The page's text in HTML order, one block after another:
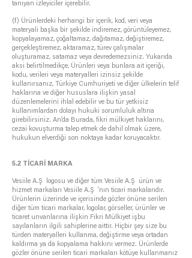
tanıyan izleyiciler içerebilir.
(f) Ürünlerdeki herhangi bir içerik, kod, veri veya
materyali başka bir şekilde indiremez, görüntüleyemez,
kopyalayamaz, çoğaltamaz, dağıtamaz, değiştiremez,
gerçekleştiremez, aktaramaz, türev çalışmalar
oluşturamaz, satamaz veya devredemezsiniz. Yukarıda
aksi belirtilmedikçe, Ürünleri veya bunlara ait içeriği,
kodu, verileri veya materyalleri izinsiz şekilde
kullanırsanız, Türkiye Cumhuriyeti ve diğer ülkelerin telif
haklarına ve diğer hususlara ilişkin yasal
düzenlemelerini ihlal edebilir ve bu tür yetkisiz
kullanımlardan dolayı hukuki sorumluluk altına
girebilirsiniz. An’da Burada, fikri mülkiyet haklarını,
cezai kovuşturma talep etmek de dahil olmak üzere,
hukukun elverdiği son noktaya kadar koruyacaktır.
5.2 TİCARİ MARKA
Vesiile A.Ş logosu ve diğer tüm Vesiile A.Ş ürün ve
hizmet markaları Vesiile A.Ş ’nın ticari markalarıdır.
Ürünlerin üzerinde ve içerisinde gözler önüne serilen
diğer tüm ticari markalar, logolar, görseller, ürünler ve
ticaret unvanlarına ilişkin Fikri Mülkiyet işbu
sayılanların ilgili sahiplerine aittir. Hiçbir şey size bu
türden materyalleri kullanma, değiştirme veya ortadan
kaldırma ya da kopyalama hakkını vermez. Ürünlerde
gözler önüne serilen ticari markaları kötüye kullanmanız